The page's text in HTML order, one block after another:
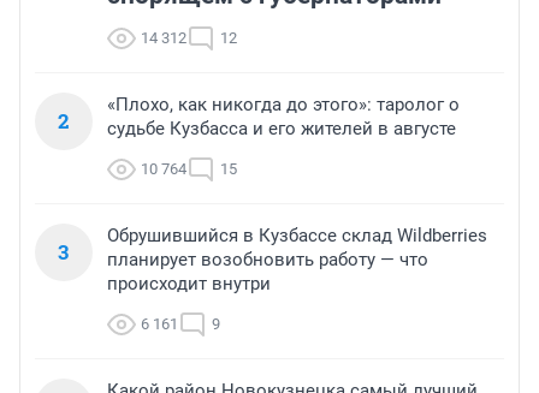
14 312 12
2
«Плохо, как никогда до этого»: таролог о
судьбе Кузбасса и его жителей в августе
10 764 15
3
Обрушившийся в Кузбассе склад Wildberries
планирует возобновить работу — что
происходит внутри
6 161 9